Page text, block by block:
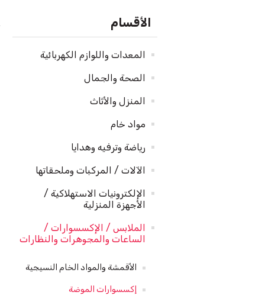
الأقسام
المعدات واللوازم الكهربائية
الصحة والجمال
المنزل والأثاث
مواد خام
رياضة وترفيه وهدايا
الآلات / المركبات وملحقاتها
الإلكترونيات الاستهلاكية /
الأجهزة المنزلية
الملابس / الإكسسوارات /
الساعات والمجوهرات والنظارات
الأقمشة والمواد الخام النسيجية
إكسسوارات الموضة